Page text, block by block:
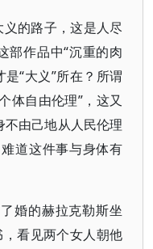
的路子，这是人尽
部作品中“沉重的肉
是“大义”所在？所谓
体自由伦理”，这又
不由己地从人民伦理
道这件事与身体有
婚的赫拉克勒斯坐
看见两个女人朝他